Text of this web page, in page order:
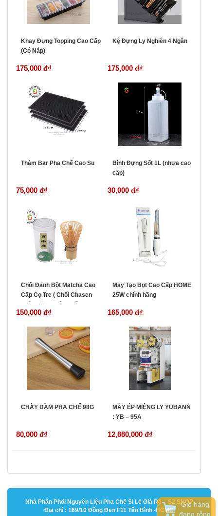
Khay Đựng Topping Cao Cấp
(Có Nắp)
175,000 đ₫
Kệ Đựng Ly Nghiên 4 Ngăn
175,000 đ₫
Thảm Bar Pha Chế Cao Su
75,000 đ₫
Bình Đựng Sốt 1L (nhựa cao
cấp)
30,000 đ₫
Chổi Đánh Bột Matcha Cao
Cấp Cọ Tre ( Chổi Chasen
150,000 đ₫
Máy Tạo Bọt Cao Cấp HOME
25W chính hãng
165,000 đ₫
CHÀY DẦM PHA CHẾ 98G
80,000 đ₫
MÁY ÉP MIỆNG LY YUBANN
: YB – 95A
12,880,000 đ₫
Nhà Phân Phối Nguyên Liệu Pha Chế Sỉ Lẻ Giá Rẻ – S2 SHOP
Địa chỉ : 169/10 Đồng Đen F11 Tân Bình -HCMC
Giỏ hàng
đang rỗng